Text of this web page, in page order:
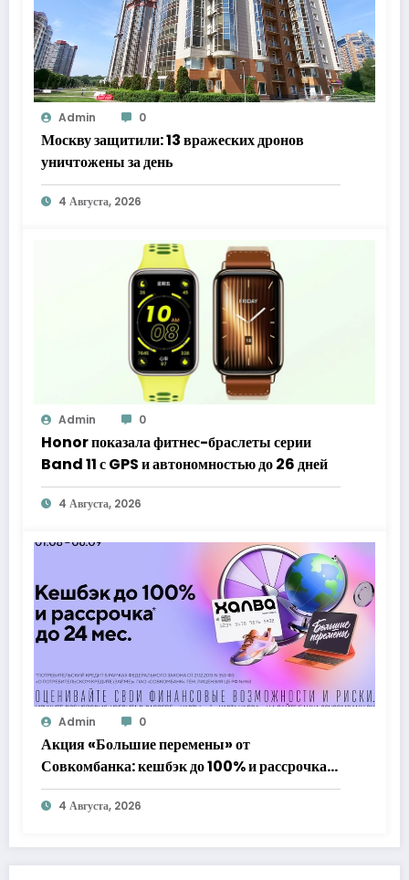
Admin 0
Москву защитили: 13 вражеских дронов
уничтожены за день
4 Августа, 2026
Admin 0
Honor показала фитнес-браслеты серии
Band 11 с GPS и автономностью до 26 дней
4 Августа, 2026
Admin 0
Акция «Большие перемены» от
Совкомбанка: кешбэк до 100% и рассрочка
до 24 месяцев с «Халвой»
4 Августа, 2026